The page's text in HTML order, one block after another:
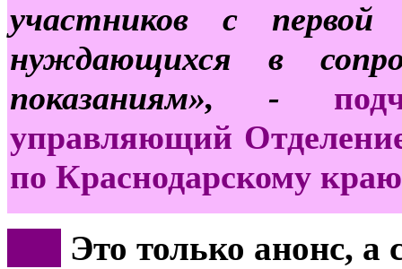
участников с первой
нуждающихся в
показаниям», -
управляющий
по Краснодарскому краю
Это только анонс,